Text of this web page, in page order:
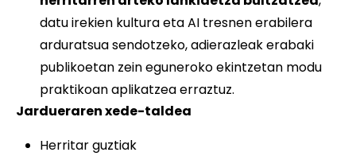
datu irekien kultura eta AI tresnen erabilera
arduratsua sendotzeko, adierazleak erabaki
publikoetan zein eguneroko ekintzetan modu
praktikoan aplikatzea erraztuz.
Jardueraren xede-taldea
Herritar guztiak